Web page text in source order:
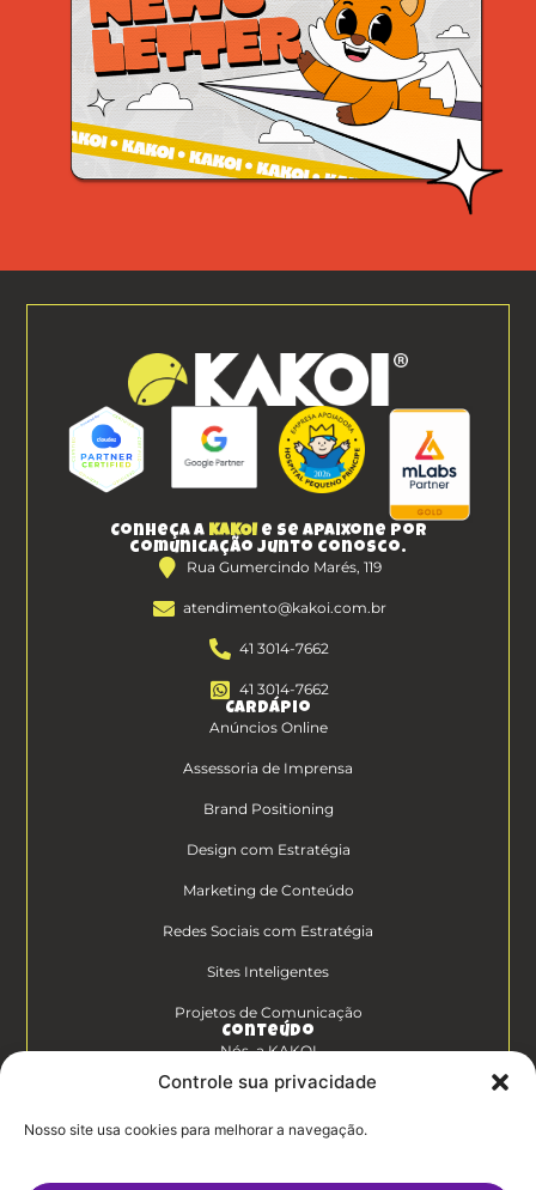
Controle sua privacidade
Nosso site usa cookies para melhorar a navegação.
Conheça a KAKOI e se apaixone por
comunicação junto conosco.
Rua Gumercindo Marés, 119
atendimento@kakoi.com.br
41 3014-7662
41 3014-7662
Cardápio
Anúncios Online
Assessoria de Imprensa
Brand Positioning
Design com Estratégia
Marketing de Conteúdo
Redes Sociais com Estratégia
Sites Inteligentes
Projetos de Comunicação
Conteúdo
Nós, a KAKOI
Diferenciais Clientes KAKOI
KAKOICast